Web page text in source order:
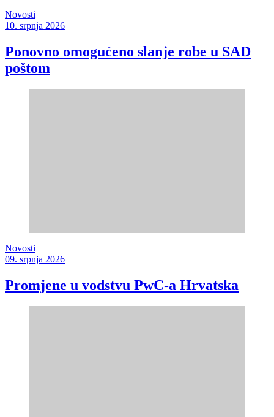
Novosti
10. srpnja 2026
Ponovno omogućeno slanje robe u SAD
poštom
Novosti
09. srpnja 2026
Promjene u vodstvu PwC-a Hrvatska